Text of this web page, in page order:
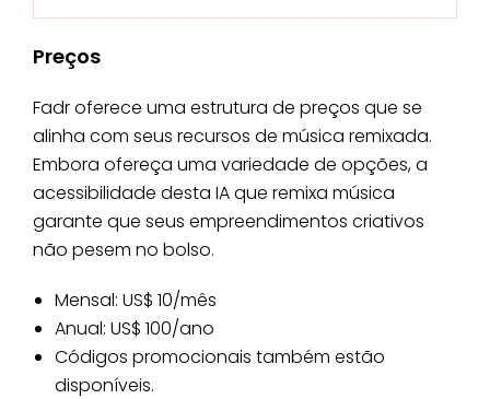
Preços
Fadr oferece uma estrutura de preços que se
alinha com seus recursos de música remixada.
Embora ofereça uma variedade de opções, a
acessibilidade desta IA que remixa música
garante que seus empreendimentos criativos
não pesem no bolso.
Mensal: US$ 10/mês
Anual: US$ 100/ano
Códigos promocionais também estão
disponíveis.